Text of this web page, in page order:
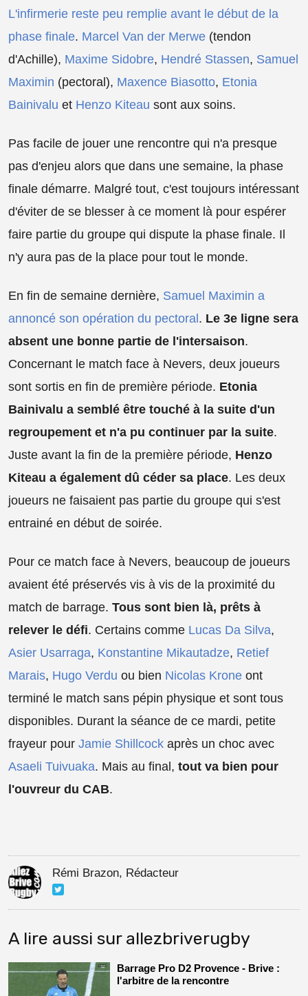
L'infirmerie reste peu remplie avant le début de la
phase finale. Marcel Van der Merwe (tendon
d'Achille), Maxime Sidobre, Hendré Stassen, Samuel
Maximin (pectoral), Maxence Biasotto, Etonia
Bainivalu et Henzo Kiteau sont aux soins.
Pas facile de jouer une rencontre qui n'a presque
pas d'enjeu alors que dans une semaine, la phase
finale démarre. Malgré tout, c'est toujours intéressant
d'éviter de se blesser à ce moment là pour espérer
faire partie du groupe qui dispute la phase finale. Il
n'y aura pas de la place pour tout le monde.
En fin de semaine dernière, Samuel Maximin a
annoncé son opération du pectoral. Le 3e ligne sera
absent une bonne partie de l'intersaison.
Concernant le match face à Nevers, deux joueurs
sont sortis en fin de première période. Etonia
Bainivalu a semblé être touché à la suite d'un
regroupement et n'a pu continuer par la suite.
Juste avant la fin de la première période, Henzo
Kiteau a également dû céder sa place. Les deux
joueurs ne faisaient pas partie du groupe qui s'est
entrainé en début de soirée.
Pour ce match face à Nevers, beaucoup de joueurs
avaient été préservés vis à vis de la proximité du
match de barrage. Tous sont bien là, prêts à
relever le défi. Certains comme Lucas Da Silva,
Asier Usarraga, Konstantine Mikautadze, Retief
Marais, Hugo Verdu ou bien Nicolas Krone ont
terminé le match sans pépin physique et sont tous
disponibles. Durant la séance de ce mardi, petite
frayeur pour Jamie Shillcock après un choc avec
Asaeli Tuivuaka. Mais au final, tout va bien pour
l'ouvreur du CAB.
Rémi Brazon, Rédacteur
A lire aussi sur allezbriverugby
Barrage Pro D2 Provence - Brive :
l'arbitre de la rencontre